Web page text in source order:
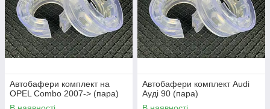
Автобафери комплект на
OPEL Combo 2007-> (пара)
Автобафери комплект Audi
Ауді 90 (пара)